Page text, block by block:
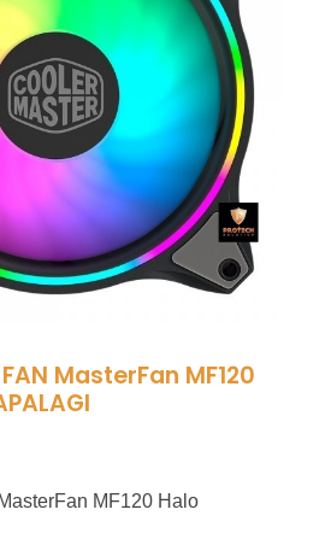
electrical
MasterFan MF120
MF120 Halo